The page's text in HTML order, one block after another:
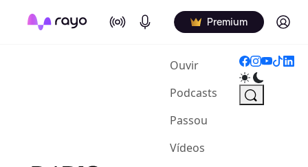
On Air Podcasts Premium Log in
Ouvir(current)
Podcasts
Passou
Vídeos